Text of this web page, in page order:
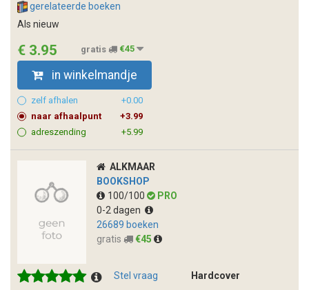
gerelateerde boeken
Als nieuw
€ 3.95 gratis €45
in winkelmandje
zelf afhalen
+0.00
naar afhaalpunt
+3.99
adreszending
+5.99
ALKMAAR
BOOKSHOP
100/100
PRO
0-2 dagen
26689 boeken
gratis
€45
Stel vraag Hardcover